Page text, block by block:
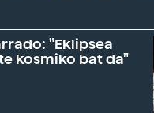
"Eklipsea
kosmiko bat da"